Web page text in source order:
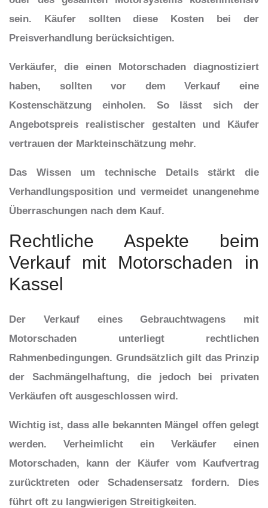
sein. Käufer sollten diese Kosten bei der
Preisverhandlung berücksichtigen.
Verkäufer, die einen Motorschaden diagnostiziert
haben, sollten vor dem Verkauf eine
Kostenschätzung einholen. So lässt sich der
Angebotspreis realistischer gestalten und Käufer
vertrauen der Markteinschätzung mehr.
Das Wissen um technische Details stärkt die
Verhandlungsposition und vermeidet unangenehme
Überraschungen nach dem Kauf.
Rechtliche Aspekte beim
Verkauf mit Motorschaden in
Kassel
Der Verkauf eines Gebrauchtwagens mit
Motorschaden unterliegt rechtlichen
Rahmenbedingungen. Grundsätzlich gilt das Prinzip
der Sachmängelhaftung, die jedoch bei privaten
Verkäufen oft ausgeschlossen wird.
Wichtig ist, dass alle bekannten Mängel offen gelegt
werden. Verheimlicht ein Verkäufer einen
Motorschaden, kann der Käufer vom Kaufvertrag
zurücktreten oder Schadensersatz fordern. Dies
führt oft zu langwierigen Streitigkeiten.